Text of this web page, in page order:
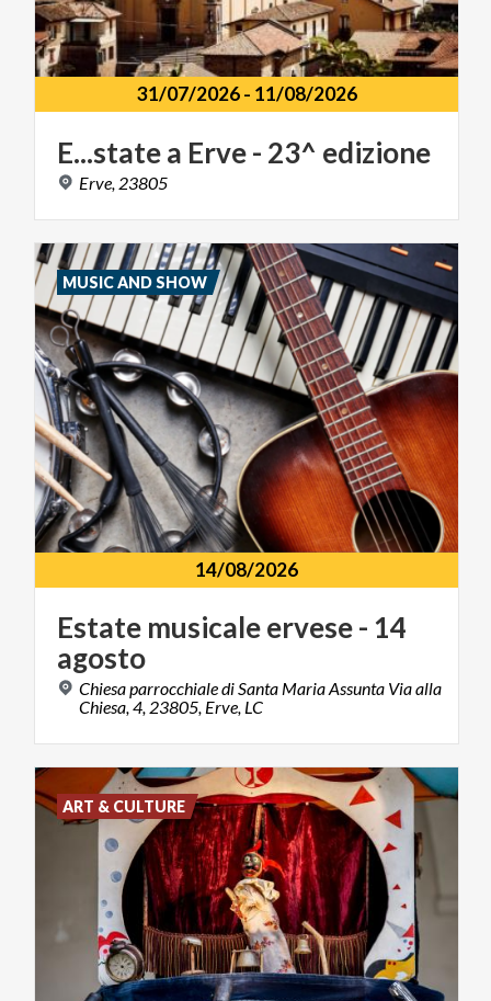
31/07/2026- 11/08/2026
E...statea Erve- 23^ edizione
Erve, 23805
14/08/2026
Estate musicaleervese- 14
agosto
Chiesa parrocchiale di Santa Maria Assunta Via alla
Chiesa, 4, 23805, Erve, LC
MUSIC AND SHOW
ART & CULTURE